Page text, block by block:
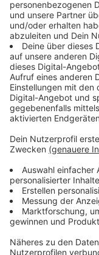
Anzeige
Im Spektakulum
nicht mehr mögt
gegen die
Alles, was am
eine soziale
Uhr.
Anzeige
Sonntag